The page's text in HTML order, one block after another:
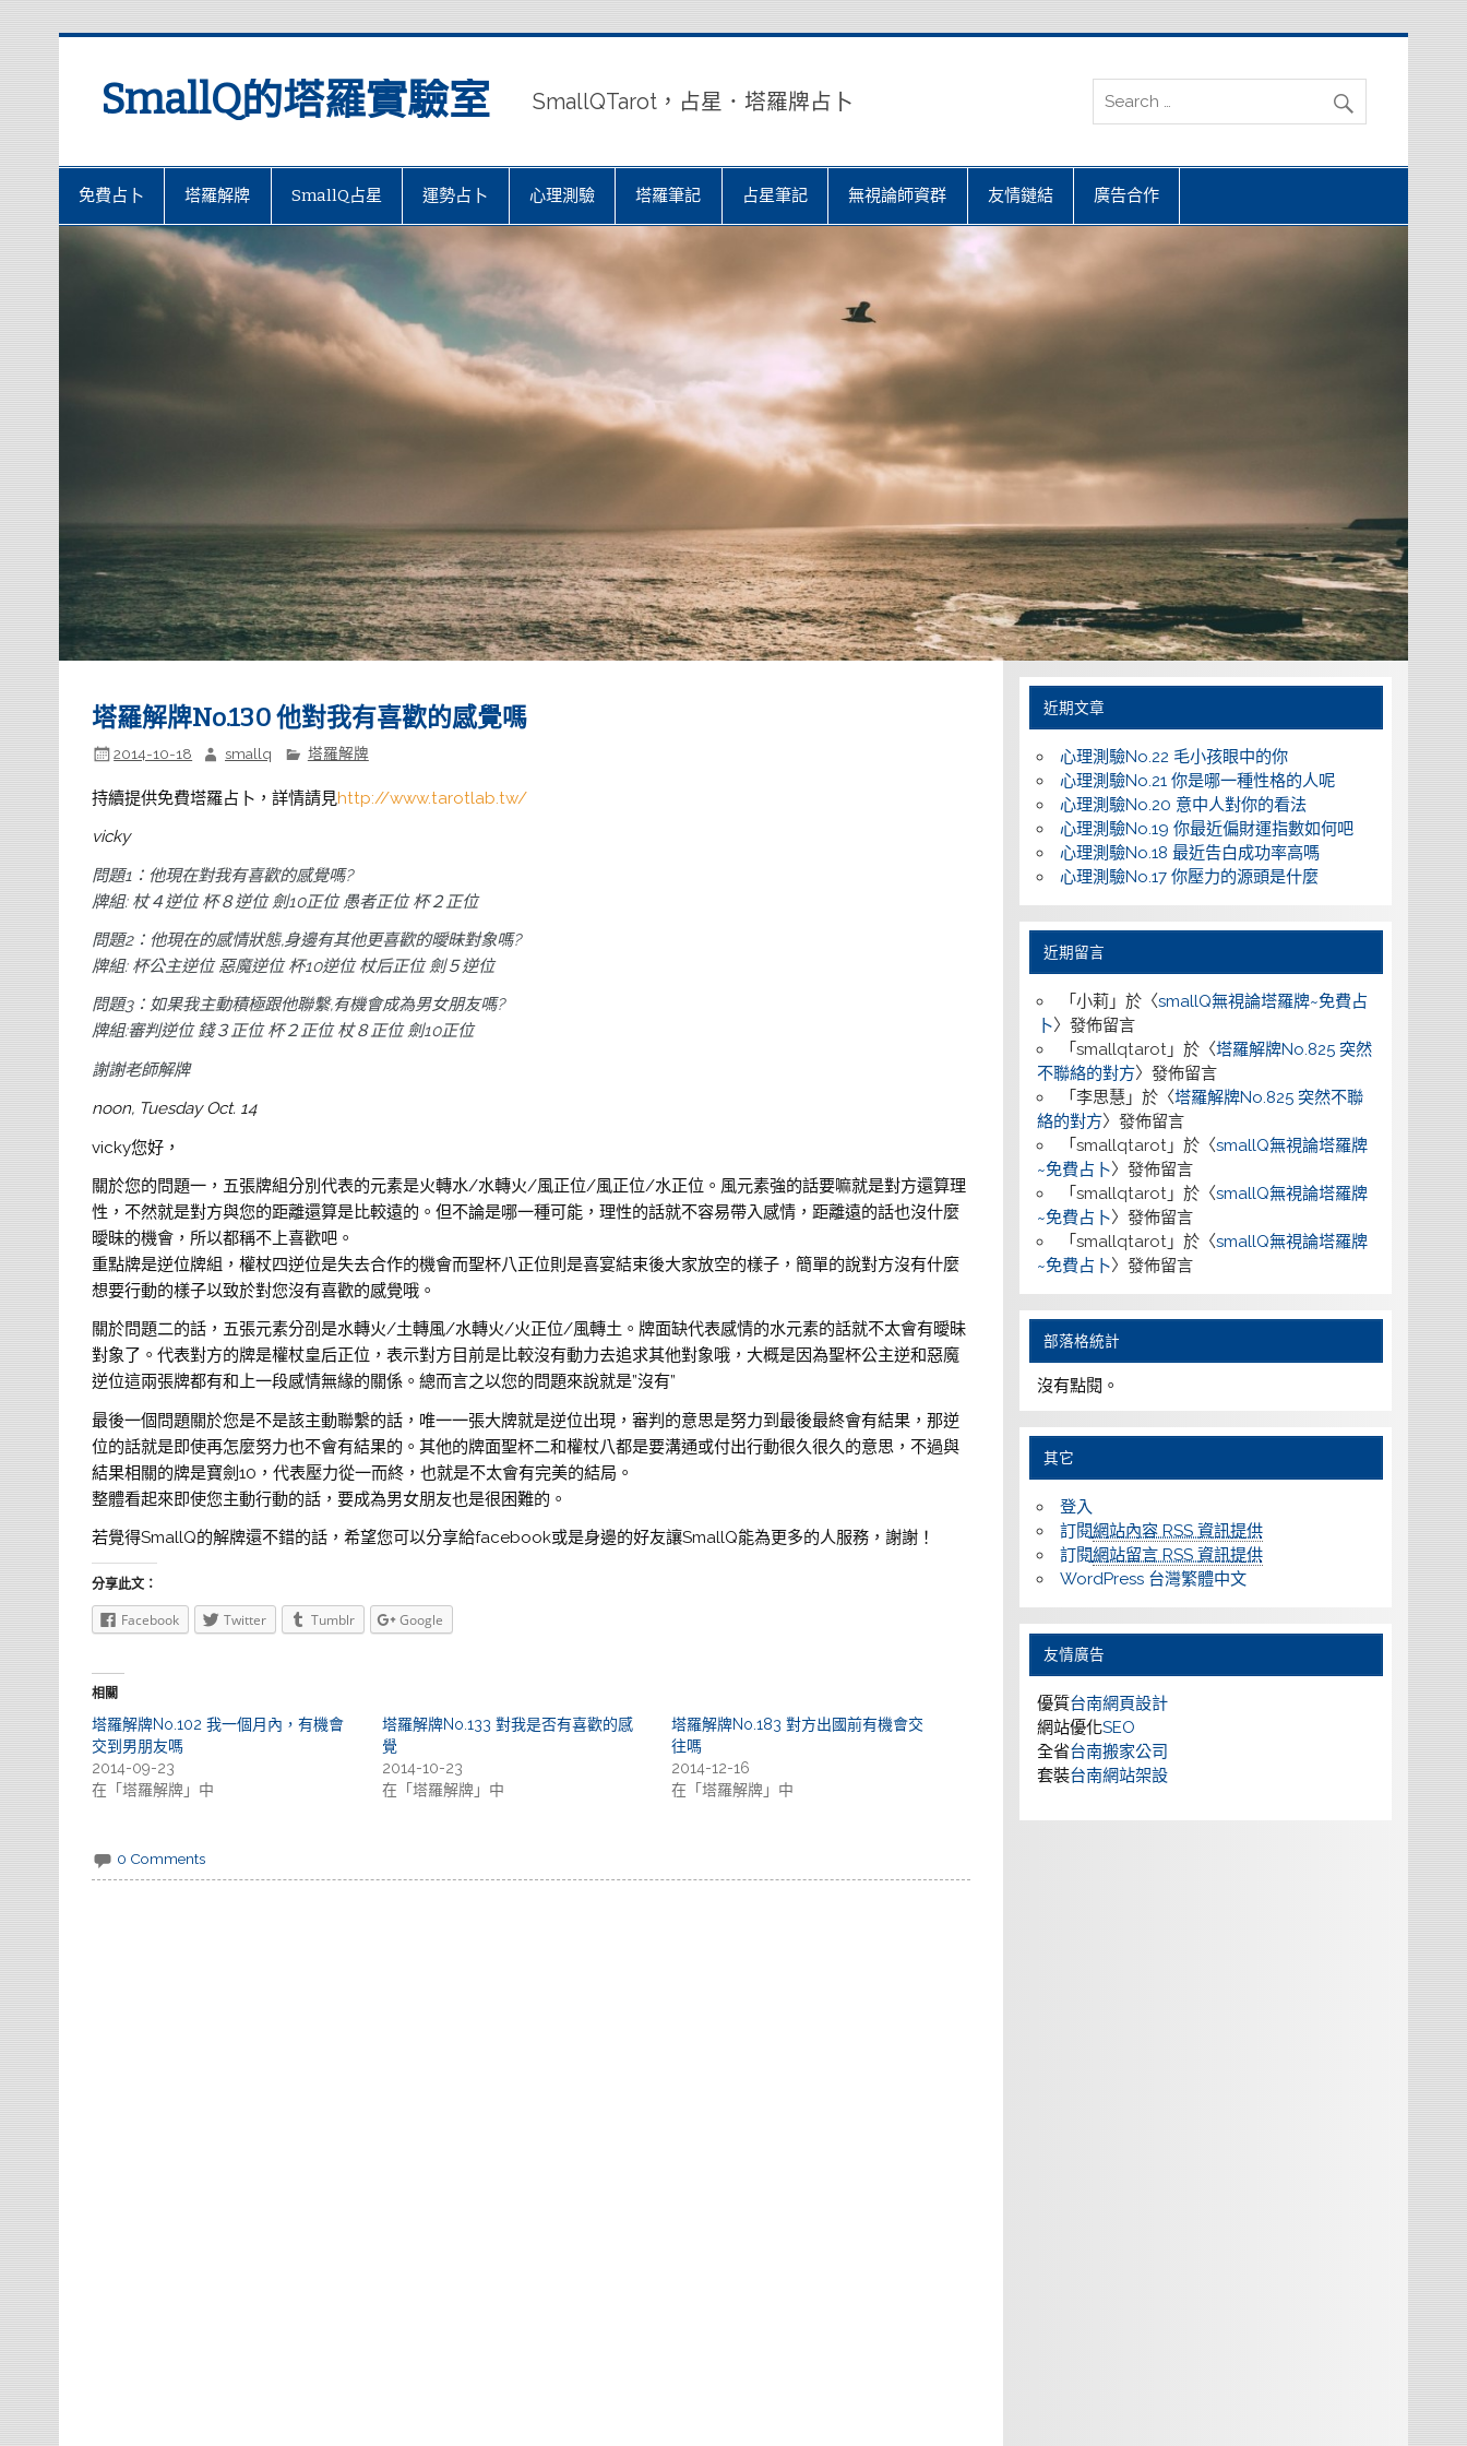
SmallQ的塔羅實驗室 SmallQTarot，占星．塔羅牌占卜
免費占卜 塔羅解牌 SmallQ占星 運勢占卜 心理測驗 塔羅筆記 占星筆記 無視論師資群 友情鏈結 廣告合作
塔羅解牌No.130 他對我有喜歡的感覺嗎
2014-10-18 smallq 塔羅解牌
持續提供免費塔羅占卜，詳情請見http://www.tarotlab.tw/
vicky
問題1：他現在對我有喜歡的感覺嗎?
牌組: 杖４逆位 杯８逆位 劍10正位 愚者正位 杯２正位
問題2：他現在的感情狀態,身邊有其他更喜歡的曖昧對象嗎?
牌組: 杯公主逆位 惡魔逆位 杯10逆位 杖后正位 劍５逆位
問題3：如果我主動積極跟他聯繫,有機會成為男女朋友嗎?
牌組:審判逆位 錢３正位 杯２正位 杖８正位 劍10正位
謝謝老師解牌
noon, Tuesday Oct. 14
vicky您好，
關於您的問題一，五張牌組分別代表的元素是火轉水/水轉火/風正位/風正位/水正位。風元素強的話要嘛就是對方還算理
性，不然就是對方與您的距離還算是比較遠的。但不論是哪一種可能，理性的話就不容易帶入感情，距離遠的話也沒什麼
曖昧的機會，所以都稱不上喜歡吧。
重點牌是逆位牌組，權杖四逆位是失去合作的機會而聖杯八正位則是喜宴結束後大家放空的樣子，簡單的說對方沒有什麼
想要行動的樣子以致於對您沒有喜歡的感覺哦。
關於問題二的話，五張元素分刟是水轉火/土轉風/水轉火/火正位/風轉土。牌面缺代表感情的水元素的話就不太會有曖昧
對象了。代表對方的牌是權杖皇后正位，表示對方目前是比較沒有動力去追求其他對象哦，大概是因為聖杯公主逆和惡魔
逆位這兩張牌都有和上一段感情無緣的關係。總而言之以您的問題來說就是”沒有”
最後一個問題關於您是不是該主動聯繫的話，唯一一張大牌就是逆位出現，審判的意思是努力到最後最終會有結果，那逆
位的話就是即使再怎麼努力也不會有結果的。其他的牌面聖杯二和權杖八都是要溝通或付出行動很久很久的意思，不過與
結果相關的牌是寶劍10，代表壓力從一而終，也就是不太會有完美的結局。
整體看起來即使您主動行動的話，要成為男女朋友也是很困難的。
若覺得SmallQ的解牌還不錯的話，希望您可以分享給facebook或是身邊的好友讓SmallQ能為更多的人服務，謝謝！
分享此文：
Facebook Twitter Tumblr Google
相關
塔羅解牌No.102 我一個月內，有機會
交到男朋友嗎
2014-09-23
在「塔羅解牌」中
塔羅解牌No.133 對我是否有喜歡的感
覺
2014-10-23
在「塔羅解牌」中
塔羅解牌No.183 對方出國前有機會交
往嗎
2014-12-16
在「塔羅解牌」中
0 Comments
近期文章
心理測驗No.22 毛小孩眼中的你
心理測驗No.21 你是哪一種性格的人呢
心理測驗No.20 意中人對你的看法
心理測驗No.19 你最近偏財運指數如何吧
心理測驗No.18 最近告白成功率高嗎
心理測驗No.17 你壓力的源頭是什麼
近期留言
「 小莉」於〈smallQ無視論塔羅牌~免費占
卜〉發佈留言
「 smallqtarot」於〈塔羅解牌No.825 突然
不聯絡的對方〉發佈留言
「 李思慧」於〈塔羅解牌No.825 突然不聯
絡的對方〉發佈留言
「 smallqtarot」於〈smallQ無視論塔羅牌
~免費占卜〉發佈留言
「 smallqtarot」於〈smallQ無視論塔羅牌
~免費占卜〉發佈留言
「 smallqtarot」於〈smallQ無視論塔羅牌
~免費占卜〉發佈留言
部落格統計
沒有點閱。
其它
登入
訂閱網站內容 RSS 資訊提供
訂閱網站留言 RSS 資訊提供
WordPress 台灣繁體中文
友情廣告
優質台南網頁設計
網站優化SEO
全省台南搬家公司
套裝台南網站架設